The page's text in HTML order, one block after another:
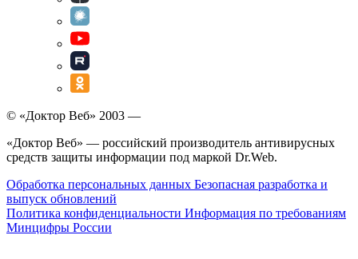
© «Доктор Веб» 2003 —
«Доктор Веб» — российский производитель антивирусных
средств защиты информации под маркой Dr.Web.
Обработка персональных данных Безопасная разработка и
выпуск обновлений
Политика конфиденциальности Информация по требованиям
Минцифры России